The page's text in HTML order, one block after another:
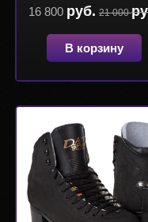
16 800 руб. 21 000
В корзину